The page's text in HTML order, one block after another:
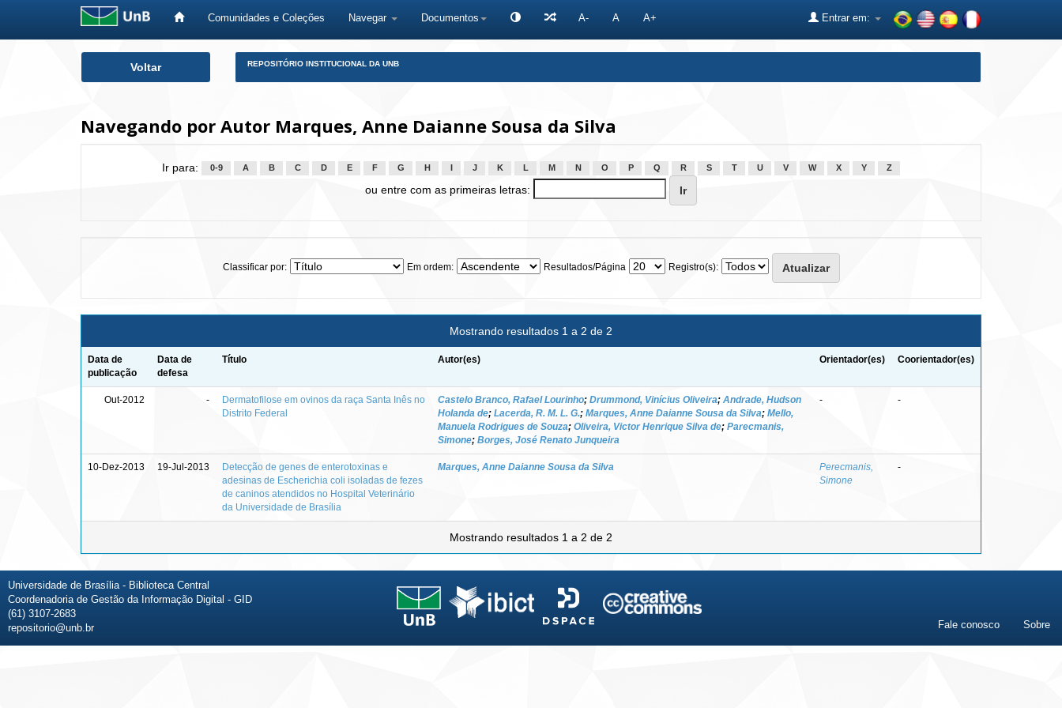
Comunidades e Coleções Navegar Documentos A- A A+ Entrar em:
Voltar REPOSITÓRIO INSTITUCIONAL DA UNB
Navegando por Autor Marques, Anne Daianne Sousa da Silva
Ir para: 0-9 A B C D E F G H J K L M N O P Q R S T U V W X Y Z
ou entre com as primeiras letras:
Classificar por: Em ordem: Resultados/Página Registro(s):
Mostrando resultados 1 a 2 de 2
Data de
publicação
Data de
defesa
Título Autor(es) Orientador(es) Coorientador(es)
Out-2012 -
Dermatofilose em ovinos da raça Santa Inês no
Distrito Federal
Castelo Branco, Rafael Lourinho; Drummond, Vinícius Oliveira; Andrade, Hudson
Holanda de; Lacerda, R. M. L. G.; Marques, Anne Daianne Sousa da Silva; Mello,
Manuela Rodrigues de Souza; Oliveira, Victor Henrique Silva de; Parecmanis,
Simone; Borges, José Renato Junqueira
- -
10-Dez-2013 19-Jul-2013
Detecção de genes de enterotoxinas e
adesinas de Escherichia coli isoladas de fezes
de caninos atendidos no Hospital Veterinário
da Universidade de Brasília
Marques, Anne Daianne Sousa da Silva
Perecmanis,
Simone
-
Mostrando resultados 1 a 2 de 2
Universidade de Brasília - Biblioteca Central
Coordenadoria de Gestão da Informação Digital - GID
(61) 3107-2683
repositorio@unb.br
Fale conosco Sobre